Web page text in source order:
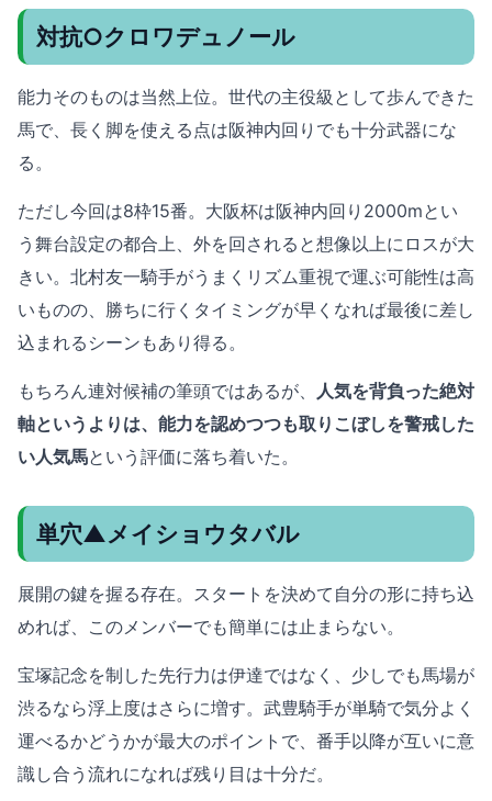
対抗○クロワデュノール
能力そのものは当然上位。世代の主役級として歩んできた
馬で、長く脚を使える点は阪神内回りでも十分武器にな
る。
ただし今回は8枠15番。大阪杯は阪神内回り2000mとい
う舞台設定の都合上、外を回されると想像以上にロスが大
きい。北村友一騎手がうまくリズム重視で運ぶ可能性は高
いものの、勝ちに行くタイミングが早くなれば最後に差し
込まれるシーンもあり得る。
もちろん連対候補の筆頭ではあるが、 人気を背負った絶対
軸というよりは、能力を認めつつも取りこぼしを警戒した
い人気馬という評価に落ち着いた。
単穴▲メイショウタバル
展開の鍵を握る存在。スタートを決めて自分の形に持ち込
めれば、このメンバーでも簡単には止まらない。
宝塚記念を制した先行力は伊達ではなく、少しでも馬場が
渋るなら浮上度はさらに増す。武豊騎手が単騎で気分よく
運べるかどうかが最大のポイントで、番手以降が互いに意
識し合う流れになれば残り目は十分だ。